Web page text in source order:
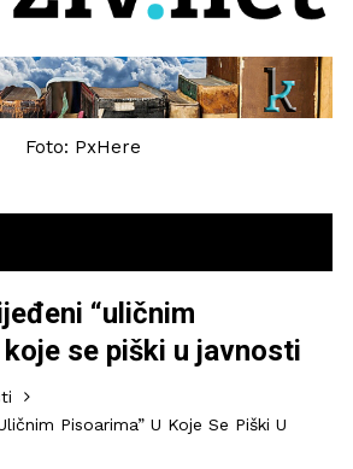
Foto: PxHere
“uličnim
koje se piški u javnosti
Pisoarima” U Koje Se Piški U